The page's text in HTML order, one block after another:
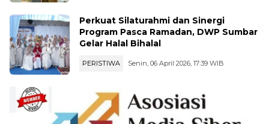
Perkuat Silaturahmi dan Sinergi
Program Pasca Ramadan, DWP Sumbar
Gelar Halal Bihalal
PERISTIWA Senin, 06 April 2026, 17:39 WIB